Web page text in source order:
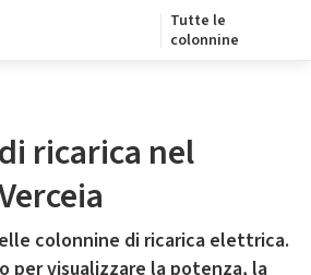
Tutte le
colonnine
ricarica nel
colonnine di ricarica elettrica.
per visualizzare la potenza, la